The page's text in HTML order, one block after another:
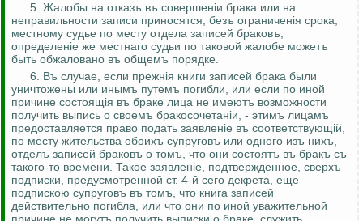
5. Жалобы на отказъ въ совершенiи брака или на
неправильности записи приносятся, безъ ограниченiя срока,
местному судье по месту отдела записей браковъ;
определенiе же местнаго судьи по таковой жалобе можетъ
быть обжаловано въ общемъ порядке.
6. Въ случае, если прежнiя книги записей брака были
уничтожены или инымъ путемъ погибли, или если по иной
причине состоящiя въ браке лица не имеютъ возможности
получить выпись о своемъ бракосочетанiи, - этимъ лицамъ
предоставляется право подать заявленiе въ соответствующiй,
по месту жительства обоихъ супруговъ или одного изъ нихъ,
отделъ записей браковъ о томъ, что они состоятъ въ бракъ съ
такого-то времени. Такое заявленiе, подтвержденное, сверхъ
подписки, предусмотренной ст. 4-й сего декрета, еще
подпискою супруговъ въ томъ, что книга записей
действительно погибла, или что они по иной уважительной